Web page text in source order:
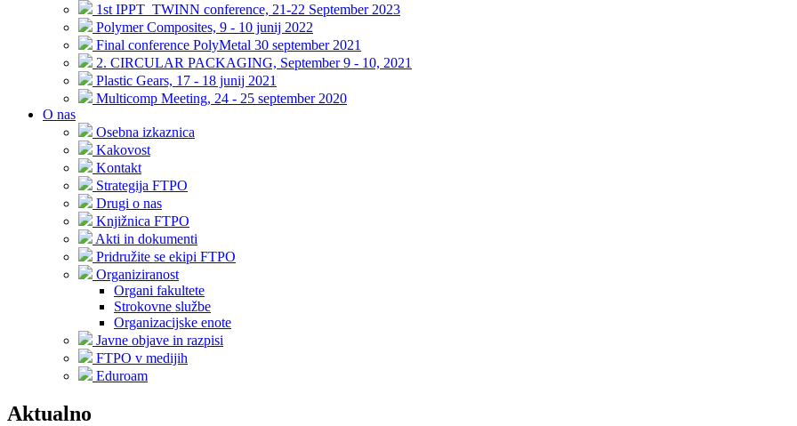
1st IPPT_TWINN conference, 21-22 September 2023
Polymer Composites, 9 - 10 junij 2022
Final conference PolyMetal 30 september 2021
2. CIRCULAR PACKAGING, September 9 - 10, 2021
Plastic Gears, 17 - 18 junij 2021
Multicomp Meeting, 24 - 25 september 2020
O nas
Osebna izkaznica
Kakovost
Kontakt
Strategija FTPO
Drugi o nas
Knjižnica FTPO
Akti in dokumenti
Pridružite se ekipi FTPO
Organiziranost
Organi fakultete
Strokovne službe
Organizacijske enote
Javne objave in razpisi
FTPO v medijih
Eduroam
Aktualno